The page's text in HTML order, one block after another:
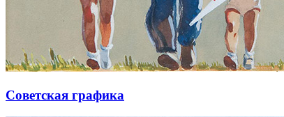
Советская графика